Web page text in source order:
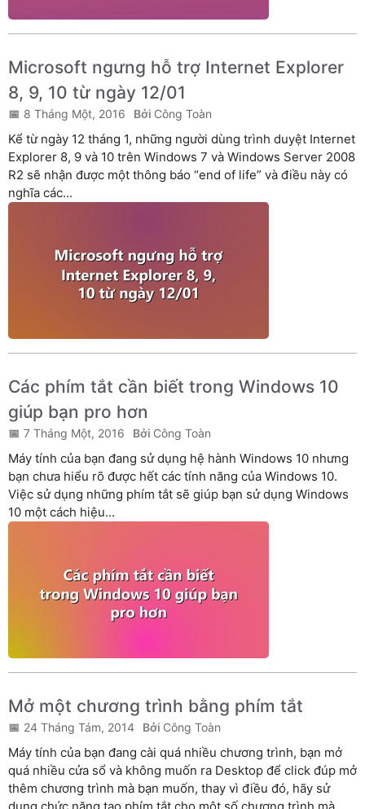
Microsoft ngưng hỗ trợ Internet Explorer
8, 9, 10 từ ngày 12/01
8 Tháng Một, 2016 Công Toàn
Kể từ ngày 12 tháng 1, những người dùng trình duyệt Internet
Explorer 8, 9 và 10 trên Windows 7 và Windows Server 2008
R2 sẽ nhận được một thông báo “end of life” và điều này có
nghĩa các...
Các phím tắt cần biết trong Windows 10
giúp bạn pro hơn
7 Tháng Một, 2016 Công Toàn
Máy tính của bạn đang sử dụng hệ hành Windows 10 nhưng
bạn chưa hiểu rõ được hết các tính năng của Windows 10.
Việc sử dụng những phím tắt sẽ giúp bạn sử dụng Windows
10 một cách hiệu...
Mở một chương trình bằng phím tắt
24 Tháng Tám, 2014 Công Toàn
Máy tính của bạn đang cài quá nhiều chương trình, bạn mở
quá nhiều cửa sổ và không muốn ra Desktop để click đúp mở
thêm chương trình mà bạn muốn, thay vì điều đó, hãy sử